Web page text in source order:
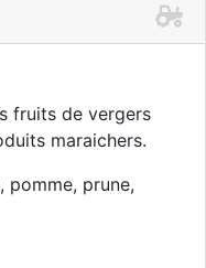
fruits de vergers
maraichers.
pomme, prune,